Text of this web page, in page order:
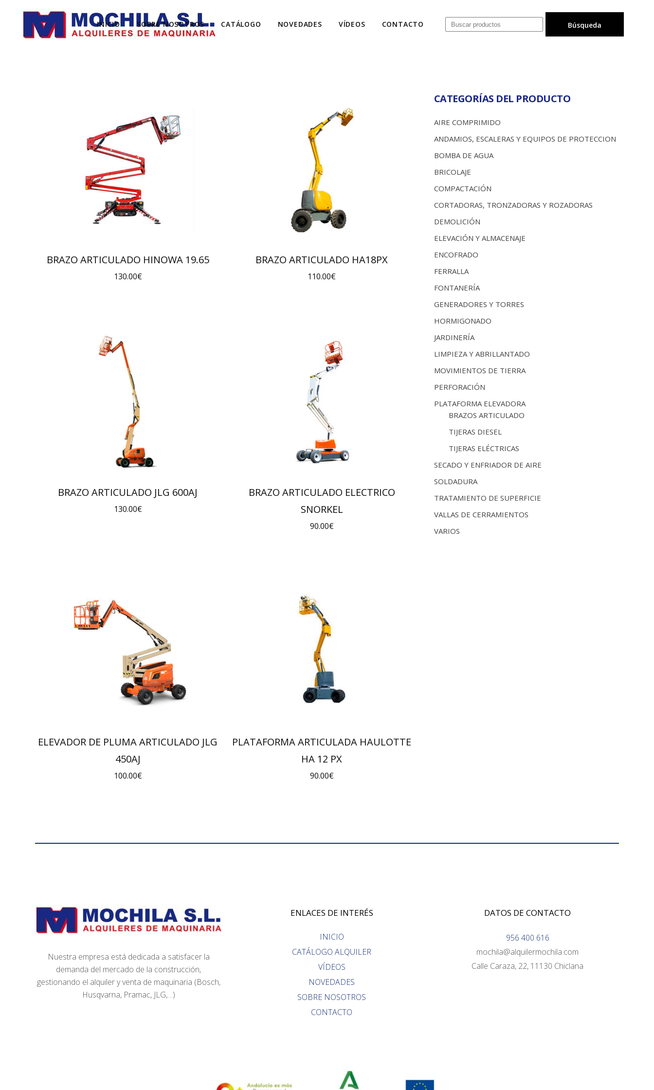
INICIO SOBRE NOSOTROS CATÁLOGO NOVEDADES VÍDEOS CONTACTO
BRAZO ARTICULADO HINOWA 19.65
130.00€
BRAZO ARTICULADO HA18PX
110.00€
BRAZO ARTICULADO JLG 600AJ
130.00€
BRAZO ARTICULADO ELECTRICO
SNORKEL
90.00€
ELEVADOR DE PLUMA ARTICULADO JLG
450AJ
100.00€
PLATAFORMA ARTICULADA HAULOTTE
HA 12 PX
90.00€
CATEGORÍAS DEL PRODUCTO
AIRE COMPRIMIDO
ANDAMIOS, ESCALERAS Y EQUIPOS DE PROTECCION
BOMBA DE AGUA
BRICOLAJE
COMPACTACIÓN
CORTADORAS, TRONZADORAS Y ROZADORAS
DEMOLICIÓN
ELEVACIÓN Y ALMACENAJE
ENCOFRADO
FERRALLA
FONTANERÍA
GENERADORES Y TORRES
HORMIGONADO
JARDINERÍA
LIMPIEZA Y ABRILLANTADO
MOVIMIENTOS DE TIERRA
PERFORACIÓN
PLATAFORMA ELEVADORA
BRAZOS ARTICULADO
TIJERAS DIESEL
TIJERAS ELÉCTRICAS
SECADO Y ENFRIADOR DE AIRE
SOLDADURA
TRATAMIENTO DE SUPERFICIE
VALLAS DE CERRAMIENTOS
VARIOS
Nuestra empresa está dedicada a satisfacer la
demanda del mercado de la construcción,
gestionando el alquiler y venta de maquinaria (Bosch,
Husqvarna, Pramac, JLG,…)
ENLACES DE INTERÉS
INICIO
CATÁLOGO ALQUILER
VÍDEOS
NOVEDADES
SOBRE NOSOTROS
CONTACTO
DATOS DE CONTACTO
956 400 616
mochila@alquilermochila.com
Calle Caraza, 22, 11130 Chiclana